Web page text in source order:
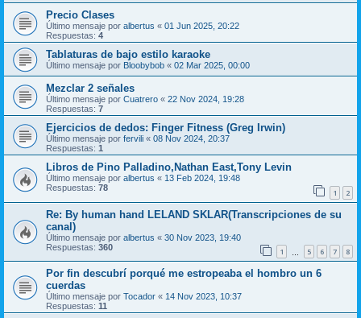
Precio Clases
Último mensaje por albertus « 01 Jun 2025, 20:22
Respuestas: 4
Tablaturas de bajo estilo karaoke
Último mensaje por Bloobybob « 02 Mar 2025, 00:00
Mezclar 2 señales
Último mensaje por Cuatrero « 22 Nov 2024, 19:28
Respuestas: 7
Ejercicios de dedos: Finger Fitness (Greg Irwin)
Último mensaje por fervili « 08 Nov 2024, 20:37
Respuestas: 1
Libros de Pino Palladino,Nathan East,Tony Levin
Último mensaje por albertus « 13 Feb 2024, 19:48
Respuestas: 78 1 2
Re: By human hand LELAND SKLAR(Transcripciones de su
canal)
Último mensaje por albertus « 30 Nov 2023, 19:40
Respuestas: 360 1 5 6 7 8
Por fin descubrí porqué me estropeaba el hombro un 6
cuerdas
Último mensaje por Tocador « 14 Nov 2023, 10:37
Respuestas: 11